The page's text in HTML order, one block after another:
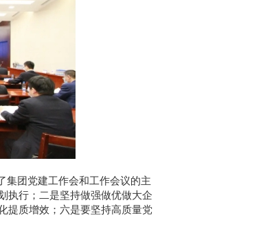
集团党建工作会和工作会议的主
执行； 二是坚持做强做优做大企
提质增效； 六是要坚持高质量党